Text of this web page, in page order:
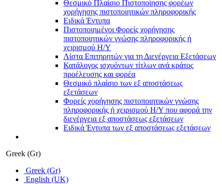
Θεσμικό Πλαίσιο Πιστοποίησης φορέων
χορήγησης πιστοποιητικών πληροφορικής
Ειδικά Έντυπα
Πιστοποιημένοι Φορείς χορήγησης
πιστοποιητικών γνώσης πληροφορικής ή
χειρισμού Η/Υ
Λίστα Επιτηρητών για τη Διενέργεια Εξετάσεων
Κατάλογος ισχυόντων τίτλων ανά κράτος
προέλευσης και φορέα
Θεσμικό πλαίσιο των εξ αποστάσεως
εξετάσεων
Φορείς χορήγησης πιστοποιητικών γνώσης
πληροφορικής ή χειρισμού Η/Υ που αφορά την
διενέργεια εξ αποστάσεως εξετάσεων
Ειδικά Έντυπα των εξ αποστάσεως εξετάσεων
Greek (Gr)
Greek (Gr)
English (UK)